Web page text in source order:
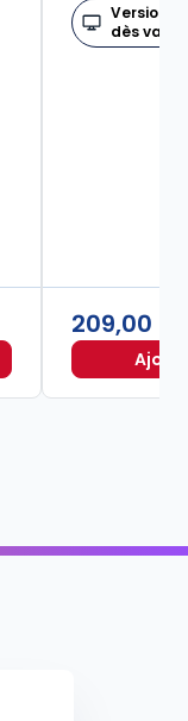
Version
dès
209,00 €